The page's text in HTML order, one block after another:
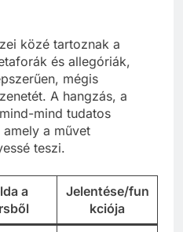
közé tartoznak a
és allegóriák,
mégis
A hangzás, a
mind tudatos
a művet
teszi.
a
Jelentése/fun
kciója